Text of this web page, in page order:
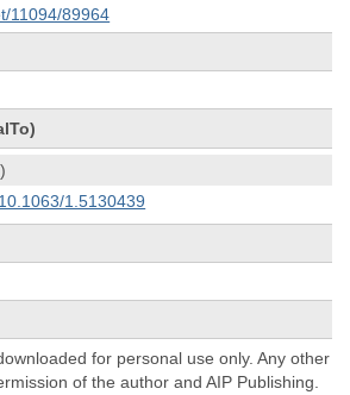
11094/89964
1.5130439
for personal use only. Any other
of the author and AIP Publishing.